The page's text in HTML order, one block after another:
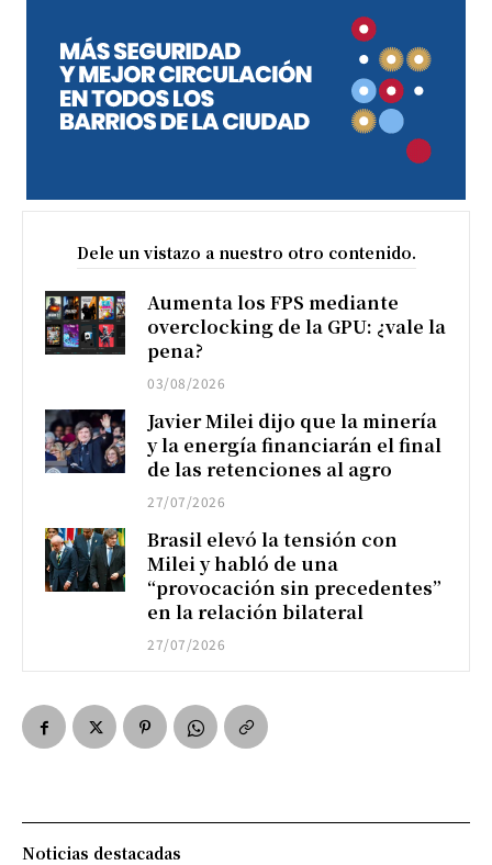
Dele un vistazo a nuestro otro contenido.
Aumenta los FPS mediante
overclocking de la GPU: ¿vale la
pena?
03/08/2026
Javier Milei dijo que la minería
y la energía financiarán el final
de las retenciones al agro
27/07/2026
Brasil elevó la tensión con
Milei y habló de una
“provocación sin precedentes”
en la relación bilateral
27/07/2026
Noticias destacadas